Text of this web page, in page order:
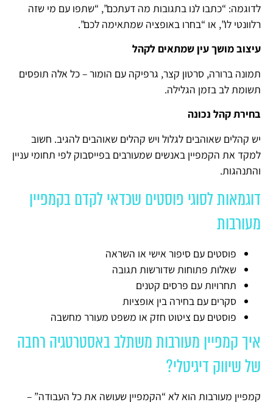
לדוגמה: “כתבו לנו בתגובות מה דעתכם”, “שתפו עם מי שזה
רלוונטי לו”, או “בחרו באופציה שמתאימה לכם”.
עיצוב מושך עין שמתאים לקהל
תמונה ברורה, סרטון קצר, גרפיקה עם הומור – כל אלה תופסים
תשומת לב בזמן הגלילה.
בחירת קהל נכונה
יש קהלים שאוהבים לגלול ויש קהלים שאוהבים להגיב. חשוב
למקד את הקמפיין באנשים שמעורבים בפייסבוק לפי תחומי עניין
והתנהגות.
דוגמאות לסוגי פוסטים שכדאי לקדם בקמפיין
מעורבות
פוסטים עם סיפור אישי או השראה
שאלות פתוחות שדורשות תגובה
תחרויות עם פרסים קטנים
סקרים עם בחירה בין אופציות
פוסטים עם ציטוט חזק או משפט מעורר מחשבה
איך קמפיין מעורבות משתלב באסטרטגיה רחבה
של שיווק דיגיטלי?
קמפיין מעורבות הוא לא “הקמפיין שעושה את כל העבודה” –